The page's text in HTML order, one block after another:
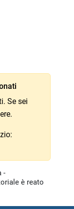
Se sei
-
è reato